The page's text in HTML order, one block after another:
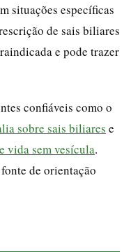
situações específicas
de sais biliares
e pode trazer
confiáveis como o
sobre sais biliares e
vida sem vesícula.
de orientação